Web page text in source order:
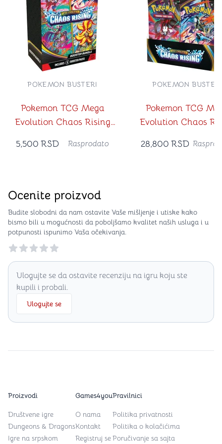
Pokemon TCG Mega
Evolution Chaos Rising
POKEMON BUSTERI
5,500 RSD Rasprodato
Pokemon TCG
Evolution Chaos
POKEMON BUSTERI
28,800 RSD
Ocenite proizvod
Budite slobodni da nam ostavite Vaše mišljenje i utiske kako
bismo bili u mogućnosti da poboljšamo kvalitet naših usluga i u
potpunosti ispunimo Vaša očekivanja.
Reviews
Ulogujte se da ostavite recenziju na igru koju ste
kupili i probali.
Ulogujte se
Proizvodi
Društvene igre
Dungeons & Dragons
Igre na srpskom
Games4you
O nama
Kontakt
Registruj se
Pravilnici
Politika privatnosti
Politika o kolačićima
Poručivanje sa sajta